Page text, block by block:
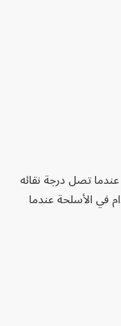
تصل درجة نقائه
في الأسلحة عندما